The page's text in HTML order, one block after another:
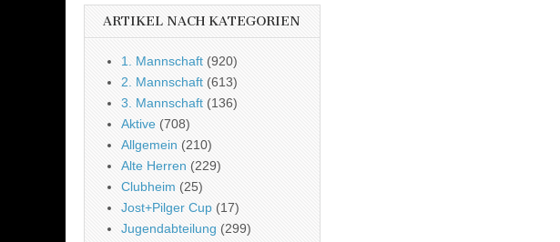
ARTIKEL NACH KATEGORIEN
1. Mannschaft (920)
2. Mannschaft (613)
3. Mannschaft (136)
Aktive (708)
Allgemein (210)
Alte Herren (229)
Clubheim (25)
Jost+Pilger Cup (17)
Jugendabteilung (299)